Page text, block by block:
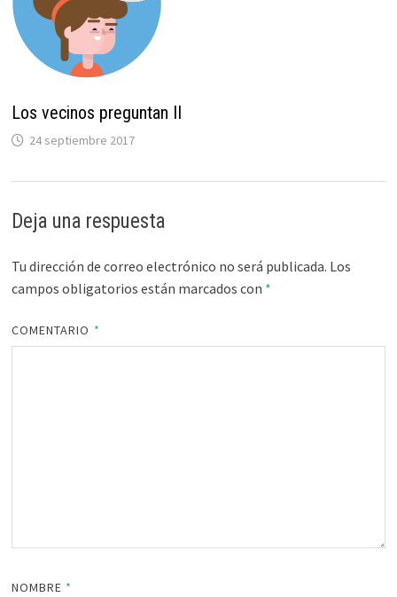
Los vecinos preguntan II
24 septiembre 2017
Deja una respuesta
Tu dirección de correo electrónico no será publicada. Los
campos obligatorios están marcados con *
COMENTARIO *
NOMBRE *